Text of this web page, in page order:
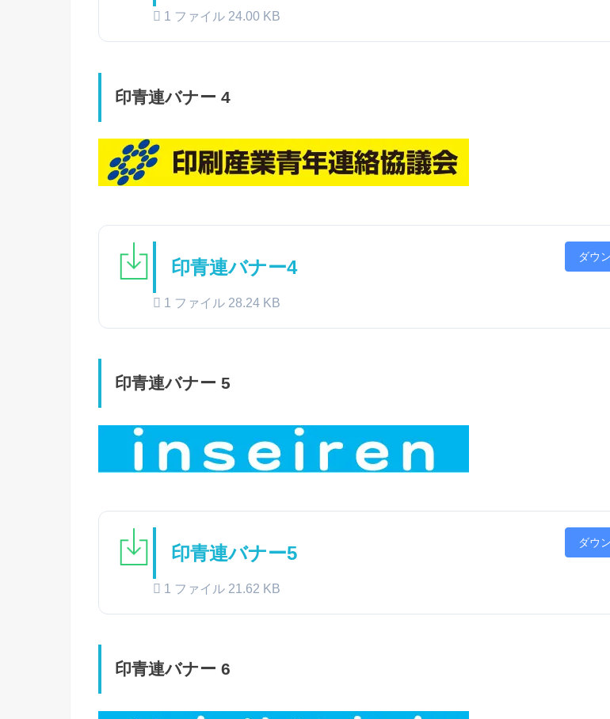
1 ファイル 24.00 KB
印青連バナー 4
印青連バナー4
1 ファイル 28.24 KB
ダウ
印青連バナー 5
印青連バナー5
1 ファイル 21.62 KB
ダウ
印青連バナー 6